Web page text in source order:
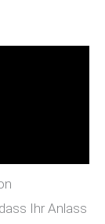
Ihr Anlass